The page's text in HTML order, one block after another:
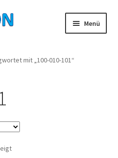
Menü
mit „100-010-101“